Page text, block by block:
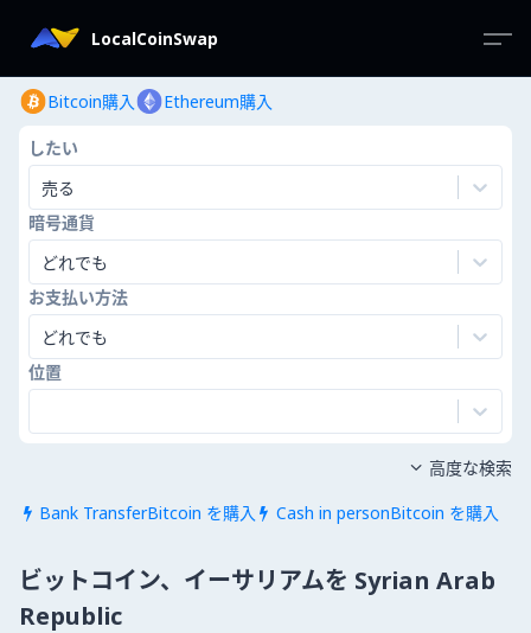
LocalCoinSwap
Bitcoin購入 Ethereum購入
したい
売る
暗号通貨
どれでも
お支払い方法
どれでも
位置
 Bank TransferBitcoin を購入  Cash in personBitcoin を購入
 高度な検索
ビットコイン、イーサリアムを Syrian Arab
Republic